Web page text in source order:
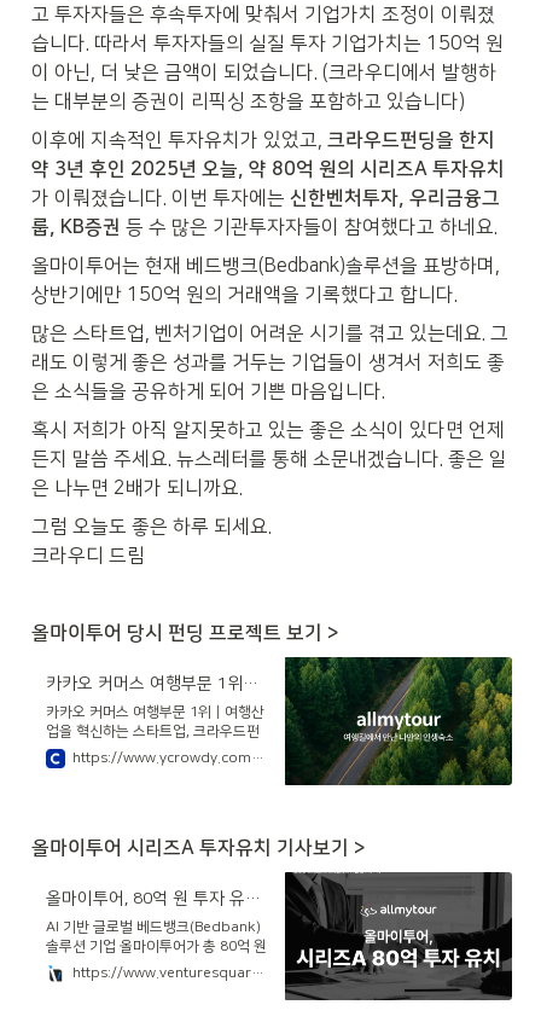
고 투자자들은 후속투자에 맞춰서 기업가치 조정이 이뤄졌
습니다. 따라서 투자자들의 실질 투자 기업가치는 150억 원
이 아닌, 더 낮은 금액이 되었습니다. (크라우디에서 발행하
는 대부분의 증권이 리픽싱 조항을 포함하고 있습니다)
이후에 지속적인 투자유치가 있었고, 크라우드펀딩을 한지
약 3년 후인 2025년 오늘, 약 80억 원의 시리즈A 투자유치
가 이뤄졌습니다. 이번 투자에는 신한벤처투자, 우리금융그
룹, KB증권 등 수 많은 기관투자자들이 참여했다고 하네요.
올마이투어는 현재 베드뱅크(Bedbank)솔루션을 표방하며,
상반기에만 150억 원의 거래액을 기록했다고 합니다.
많은 스타트업, 벤처기업이 어려운 시기를 겪고 있는데요. 그
래도 이렇게 좋은 성과를 거두는 기업들이 생겨서 저희도 좋
은 소식들을 공유하게 되어 기쁜 마음입니다.
혹시 저희가 아직 알지못하고 있는 좋은 소식이 있다면 언제
든지 말씀 주세요. 뉴스레터를 통해 소문내겠습니다. 좋은 일
은 나누면 2배가 되니까요.
그럼 오늘도 좋은 하루 되세요.
크라우디 드림
올마이투어 당시 펀딩 프로젝트 보기 >
카카오 커머스 여행부문 1위｜여행산업을 혁신하는 스타트업 | 주식회사올마이투어 | 크라우디
카카오 커머스 여행부문 1위｜여행산
업을 혁신하는 스타트업, 크라우드펀
딩, 크라우디, 올마이투어, 호텔, 여행https://www.ycrowdy.com/i/allmytour
올마이투어 시리즈A 투자유치 기사보기 >
올마이투어, 80억 원 투자 유치.. "누적 투자 유치액 110억 원"
AI 기반 글로벌 베드뱅크(Bedbank)
솔루션 기업 올마이투어가 총 80억 원
규모의 시리즈A 투자 유치를 완료했
다고 28일 밝혔다.
https://www.venturesquare.net/1001767